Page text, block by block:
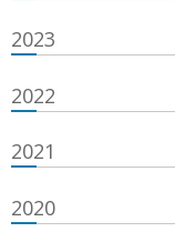
2023
2022
2021
2020